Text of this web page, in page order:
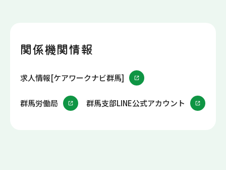
関係機関情報
求人情報[ケアワークナビ群馬]
群馬労働局 群馬支部LINE公式アカウント